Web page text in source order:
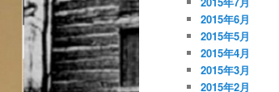
2015年6月
2015年5月
2015年4月
2015年3月
2015年2月